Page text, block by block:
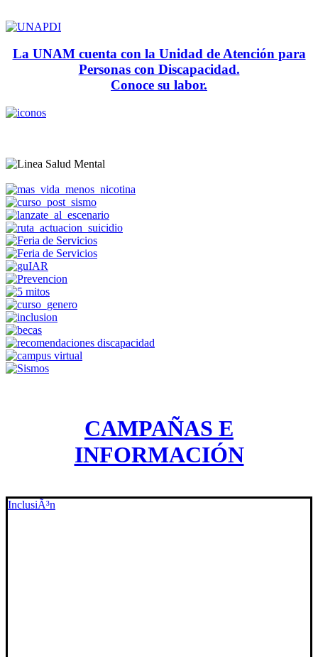
La UNAM cuenta con la Unidad de Atención para
Personas con Discapacidad.
Conoce su labor.
CAMPAÑAS E
INFORMACIÓN
InclusiÃ³n